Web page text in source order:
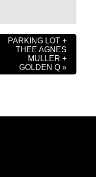
PARKING LOT +
THEE AGNES
MULLER +
GOLDEN Q »